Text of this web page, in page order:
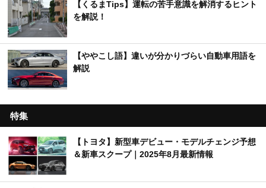
【くるまTips】運転の苦手意識を解消するヒント
を解説！
【ややこし語】違いが分かりづらい自動車用語を
解説
特集
【トヨタ】新型車デビュー・モデルチェンジ予想
＆新車スクープ｜2025年8月最新情報